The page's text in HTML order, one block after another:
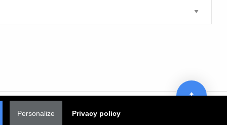
Personalize Privacy policy